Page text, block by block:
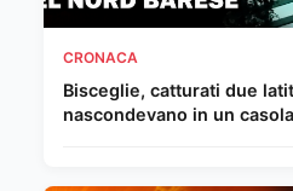
CRONACA
Bisceglie, catturati due
nascondevano in un